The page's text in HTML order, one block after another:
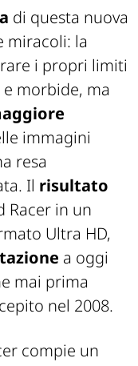
di questa nuova
miracoli: la
i propri limiti
morbide, ma
immagini
resa
Il risultato
Racer in un
Ultra HD,
a oggi
mai prima
nel 2008.
compie un